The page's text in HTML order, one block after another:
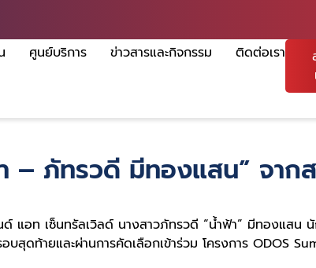
ศูนย์บริการ ข่าวสารและกิจกรรม ติดต่อเรา
ภัทรวดี มีทองแสน” จากส
แอท เซ็นทรัลเวิลด์ นางสาวภัทรวดี “น้ำฟ้า” มีทองแสน
สุดท้ายและผ่านการคัดเลือกเข้าร่วม โครงการ ODOS